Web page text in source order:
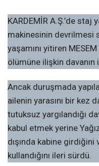
KARDEMİR A.Ş.’de staj
makinesinin devrilmesi
yaşamını yitiren MESEM
ölümüne ilişkin davanın
Ancak duruşmada
ailenin yarasını bir kez
tutuksuz yargılandığı
kabul etmek yerine
dışında kabine
kullandığını ileri sürdü.